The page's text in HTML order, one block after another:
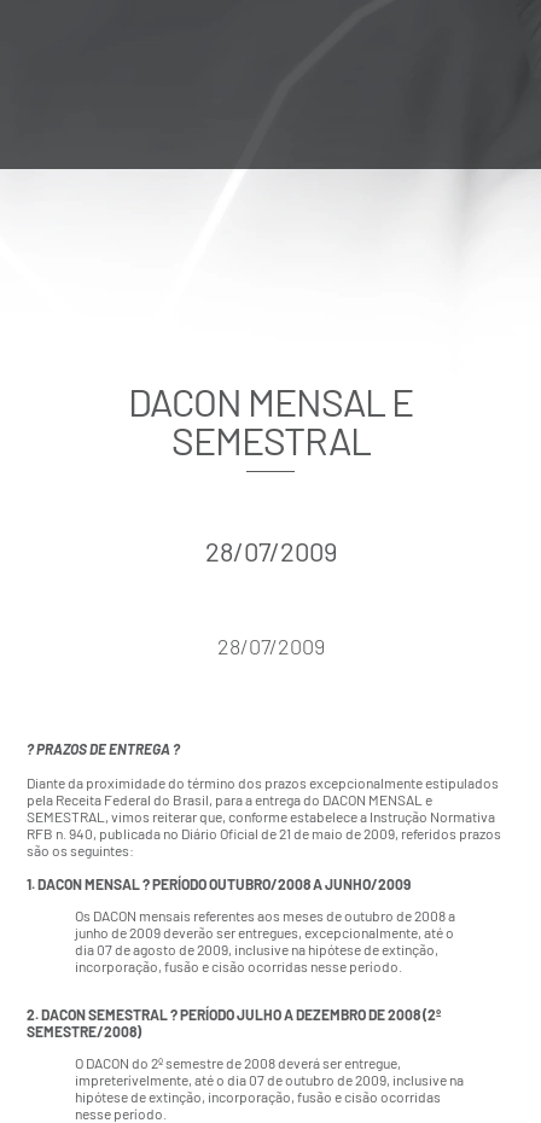
DACON MENSAL E
SEMESTRAL
28/07/2009
28/07/2009
? PRAZOS DE ENTREGA ?
Diante da proximidade do término dos prazos excepcionalmente estipulados
pela Receita Federal do Brasil, para a entrega do DACON MENSAL e
SEMESTRAL, vimos reiterar que, conforme estabelece a Instrução Normativa
RFB n. 940, publicada no Diário Oficial de 21 de maio de 2009, referidos prazos
são os seguintes:
1. DACON MENSAL ? PERÍODO OUTUBRO/2008 A JUNHO/2009
Os DACON mensais referentes aos meses de outubro de 2008 a
junho de 2009 deverão ser entregues, excepcionalmente, até o
dia 07 de agosto de 2009, inclusive na hipótese de extinção,
incorporação, fusão e cisão ocorridas nesse período.
2. DACON SEMESTRAL ? PERÍODO JULHO A DEZEMBRO DE 2008 (2º
SEMESTRE/2008)
O DACON do 2º semestre de 2008 deverá ser entregue,
impreterívelmente, até o dia 07 de outubro de 2009, inclusive na
hipótese de extinção, incorporação, fusão e cisão ocorridas
nesse período.